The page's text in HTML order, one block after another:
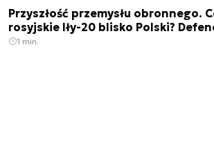
Przyszłość przemysłu obronnego.
rosyjskie Iły-20 blisko Polski?
1 min.